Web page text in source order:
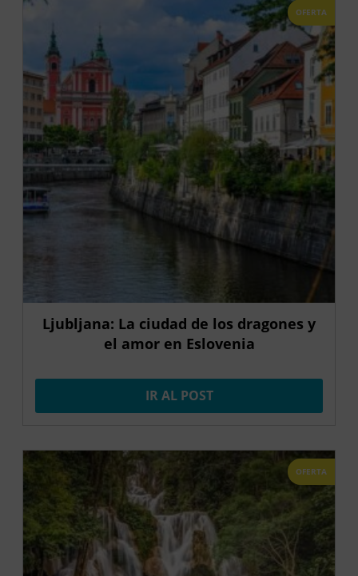
OFERTA
Ljubljana: La ciudad de los dragones y
el amor en Eslovenia
IR AL POST
OFERTA